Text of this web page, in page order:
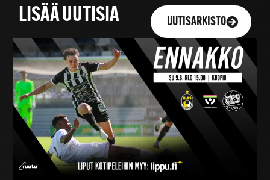
LISÄÄ UUTISIA UUTISARKISTO